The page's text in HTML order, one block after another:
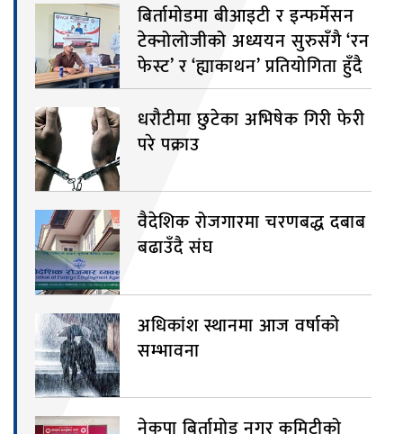
बिर्तामोडमा बीआइटी र इन्फर्मेसन
टेक्नोलोजीको अध्ययन सुरुसँगै ‘रन
फेस्ट’ र ‘ह्याकाथन’ प्रतियोगिता हुँदै
धरौटीमा छुटेका अभिषेक गिरी फेरी
परे पक्राउ
वैदेशिक रोजगारमा चरणबद्ध दबाब
बढाउँदै संघ
अधिकांश स्थानमा आज वर्षाको
सम्भावना